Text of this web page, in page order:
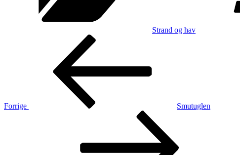
Strand og hav
Indlægsnavigation
Forrige
Smutuglen